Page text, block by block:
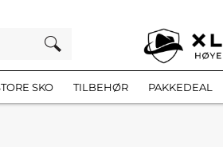
SKO TILBEHØR PAKKEDEAL